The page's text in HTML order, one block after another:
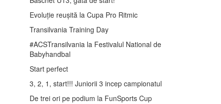
Evoluție reușită la Cupa Pro Ritmic
Transilvania Training Day
#ACSTransilvania la Festivalul National de
Babyhandbal
Start perfect
3, 2, 1, start!!! Juniorii 3 incep campionatul
De trei ori pe podium la FunSports Cup